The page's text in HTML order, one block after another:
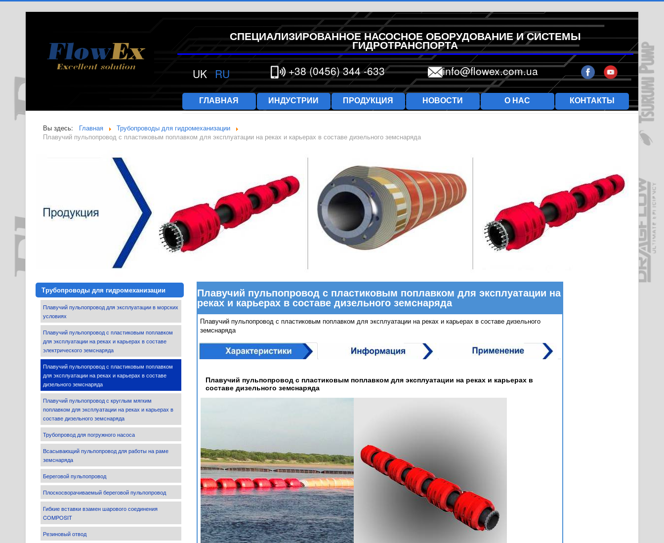
СПЕЦИАЛИЗИРОВАННОЕ НАСОСНОЕ ОБОРУДОВАНИЕ И СИСТЕМЫ
ГИДРОТРАНСПОРТА
UK RU +38 (0456) 344 -633 info@flowex.com.ua
ГЛАВНАЯ ИНДУСТРИИ ПРОДУКЦИЯ НОВОСТИ О НАС КОНТАКТЫ
Вы здесь: Главная
Трубопроводы для гидромеханизации
Плавучий пульпопровод с пластиковым поплавком для эксплуатации на реках и карьерах в составе дизельного земснаряда
Трубопроводы для гидромеханизации
Плавучий пульпопровод для эксплуатации в морских
условиях
Плавучий пульпопровод с пластиковым поплавком
для эксплуатации на реках и карьерах в составе
электрического земснаряда
Плавучий пульпопровод с пластиковым поплавком
для эксплуатации на реках и карьерах в составе
дизельного земснаряда
Плавучий пульпопровод с круглым мягким
поплавком для эксплуатации на реках и карьерах в
составе дизельного земснаряда
Трубопровод для погружного насоса
Всасывающий пульпопровод для работы на раме
земснаряда
Береговой пульпопровод
Плоскосворачиваемый береговой пульпопровод
Гибкие вставки взамен шарового соединения
COMPOSIT
Резиновый отвод
Плавучий пульпопровод с пластиковым поплавком для эксплуатации на
реках и карьерах в составе дизельного земснаряда
Плавучий пульпопровод с пластиковым поплавком для эксплуатации на реках и карьерах в составе дизельного
земснаряда
Плавучий пульпопровод с пластиковым поплавком для эксплуатации на реках и карьерах в
составе дизельного земснаряда